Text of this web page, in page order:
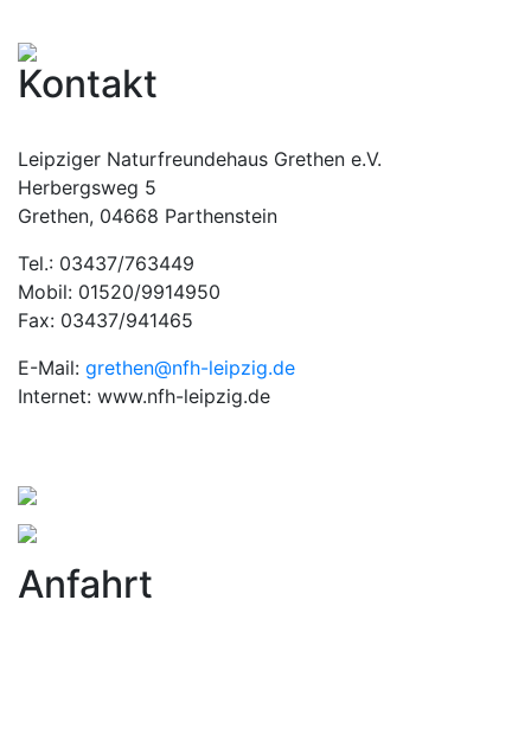
Kontakt
Leipziger Naturfreundehaus Grethen e.V.
Herbergsweg 5
Grethen, 04668 Parthenstein
Tel.: 03437/763449
Mobil: 01520/9914950
Fax: 03437/941465
E-Mail: grethen@nfh-leipzig.de
Internet: www.nfh-leipzig.de
Anfahrt